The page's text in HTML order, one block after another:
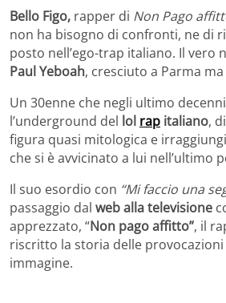
Bello Figo, rapper di Non Pago
non ha bisogno di confronti, ne di
posto nell’ego-trap italiano. Il vero
Paul Yeboah, cresciuto a Parma
Un 30enne che negli ultimo
l’underground del lol rap italiano,
figura quasi mitologica e
che si è avvicinato a lui nell’ultimo
Il suo esordio con “Mi faccio una
passaggio dal web alla televisione
apprezzato, “Non pago affitto”, il
riscritto la storia delle provocazioni
immagine.